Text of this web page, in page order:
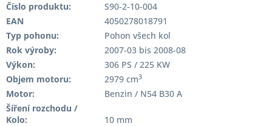
Číslo produktu:
S90-2-10-004
EAN
4050278018791
Typ pohonu:
Pohon všech kol
Rok výroby:
2007-03 bis 2008-08
Výkon:
306 PS / 225 KW
Objem motoru:
2979 cm3
Motor:
Benzin / N54 B30 A
Šíření rozchodu /
Kolo:
10 mm